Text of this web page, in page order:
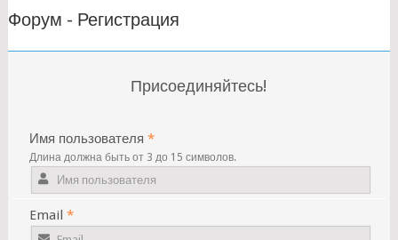
Форум - Регистрация
Присоединяйтесь!
Имя пользователя*
Длина должна быть от 3 до 15 символов.
Email*